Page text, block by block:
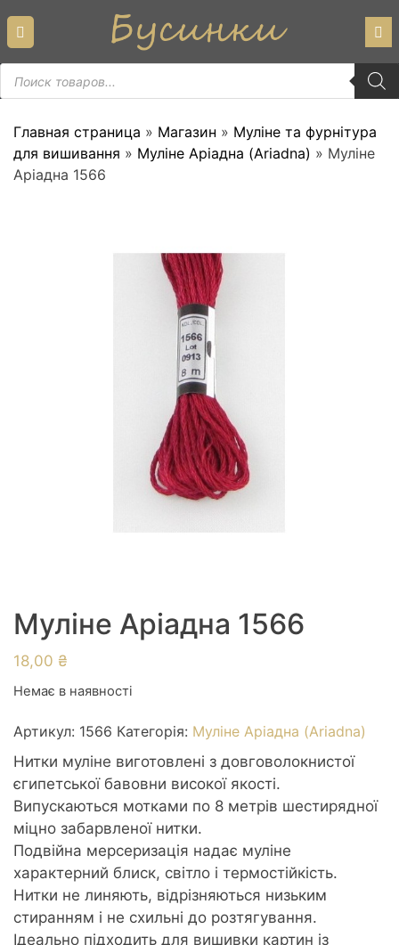
content
Пошук
товарів
Главная страница » Магазин » Муліне та фурнітура
для вишивання » Муліне Аріадна (Ariadna) » Муліне
Аріадна 1566
Муліне Аріадна 1566
18,00 ₴
Немає в наявності
Артикул: 1566 Категорія: Муліне Аріадна (Ariadna)
Нитки муліне виготовлені з довговолокнистої
єгипетської бавовни високої якості.
Випускаються мотками по 8 метрів шестирядної
міцно забарвленої нитки.
Подвійна мерсеризація надає муліне
характерний блиск, світло і термостійкість.
Нитки не линяють, відрізняються низьким
стиранням і не схильні до розтягування.
Ідеально підходить для вишивки картин із